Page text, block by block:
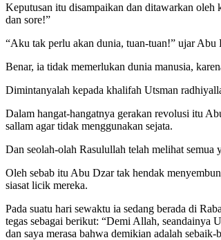
Keputusan itu disampaikan dan ditawarkan oleh
dan sore!”
“Aku tak perlu akan dunia, tuan-tuan!” ujar Abu
Benar, ia tidak memerlukan dunia manusia,
Dimintanyalah kepada khalifah Utsman
Dalam hangat-hangatnya gerakan revolusi itu
sallam agar tidak menggunakan sejata.
Dan seolah-olah Rasulullah telah melihat semua
Oleh sebab itu Abu Dzar tak hendak
siasat licik mereka.
Pada suatu hari sewaktu ia sedang berada di
tegas sebagai berikut: “Demi Allah, seandainya
dan saya merasa bahwa demikian adalah